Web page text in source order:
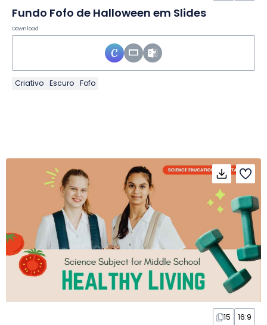
Fundo Fofo de Halloween em Slides
Download
Criativo Escuro Fofo
15 16:9